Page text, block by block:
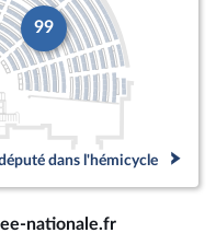
99
dans l'hémicycle
nationale.fr